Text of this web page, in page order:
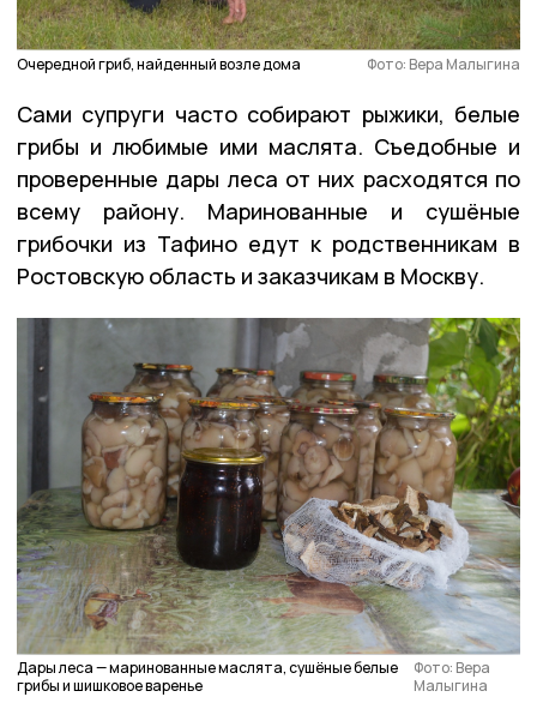
Очередной гриб, найденный возле дома Фото: Вера Малыгина
Сами супруги часто собирают рыжики, белые
грибы и любимые ими маслята. Съедобные и
проверенные дары леса от них расходятся по
всему району. Маринованные и сушёные
грибочки из Тафино едут к родственникам в
Ростовскую область и заказчикам в Москву.
Дары леса — маринованные маслята, сушёные белые
грибы и шишковое варенье
Фото: Вера
Малыгина